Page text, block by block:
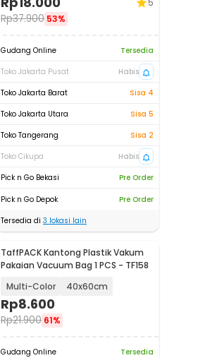
Rp37.900 53%
5
Gudang Online
Tersedia
Toko Jakarta Pusat
Habis
Toko Jakarta Barat
Sisa 4
Toko Jakarta Utara
Sisa 5
Toko Tangerang
Sisa 2
Toko Cikupa
Habis
Pick n Go Bekasi
Pre Order
Pick n Go Depok
Pre Order
Tersedia di 3 lokasi lain
TaffPACK Kantong Plastik Vakum
Pakaian Vacuum Bag 1 PCS - TF158
Multi-Color
40x60cm
Rp8.600
Rp21.900 61%
Gudang Online
Tersedia